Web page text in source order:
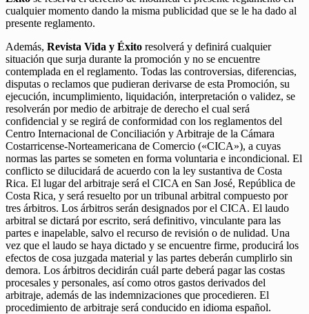
cualquier momento dando la misma publicidad que se le ha dado al
presente reglamento.
Además, Revista Vida y Éxito resolverá y definirá cualquier
situación que surja durante la promoción y no se encuentre
contemplada en el reglamento. Todas las controversias, diferencias,
disputas o reclamos que pudieran derivarse de esta Promoción, su
ejecución, incumplimiento, liquidación, interpretación o validez, se
resolverán por medio de arbitraje de derecho el cual será
confidencial y se regirá de conformidad con los reglamentos del
Centro Internacional de Conciliación y Arbitraje de la Cámara
Costarricense-Norteamericana de Comercio («CICA»), a cuyas
normas las partes se someten en forma voluntaria e incondicional. El
conflicto se dilucidará de acuerdo con la ley sustantiva de Costa
Rica. El lugar del arbitraje será el CICA en San José, República de
Costa Rica, y será resuelto por un tribunal arbitral compuesto por
tres árbitros. Los árbitros serán designados por el CICA. El laudo
arbitral se dictará por escrito, será definitivo, vinculante para las
partes e inapelable, salvo el recurso de revisión o de nulidad. Una
vez que el laudo se haya dictado y se encuentre firme, producirá los
efectos de cosa juzgada material y las partes deberán cumplirlo sin
demora. Los árbitros decidirán cuál parte deberá pagar las costas
procesales y personales, así como otros gastos derivados del
arbitraje, además de las indemnizaciones que procedieren. El
procedimiento de arbitraje será conducido en idioma español.